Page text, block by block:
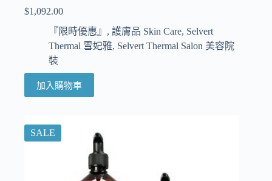
$1,092.00
『限時優惠』 , 護膚品 Skin Care, Selvert
Thermal 雪妃雅, Selvert Thermal Salon 美容院
裝
加入購物車
SALE